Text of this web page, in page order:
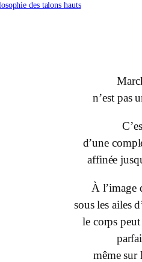
des talons hauts
n’est pas
d’une
affinée
À l’image
sous les ailes
le corps
même sur